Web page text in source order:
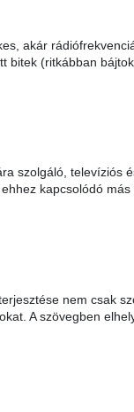
akár
bitek (ritkábban
szolgáló, televíziós
kapcsolódó
nem csak
A szövegben